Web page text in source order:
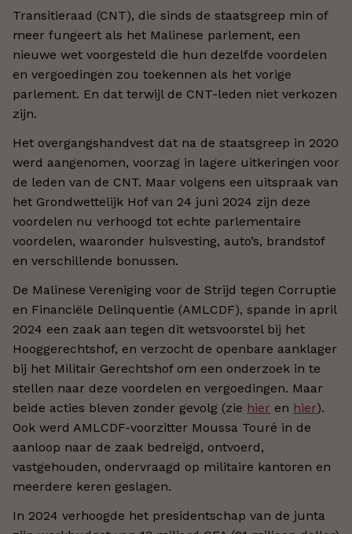
Transitieraad (CNT), die sinds de staatsgreep min of
meer fungeert als het Malinese parlement, een
nieuwe wet voorgesteld die hun dezelfde voordelen
en vergoedingen zou toekennen als het vorige
parlement. En dat terwijl de CNT-leden niet verkozen
zijn.
Het overgangshandvest dat na de staatsgreep in 2020
werd aangenomen, voorzag in lagere uitkeringen voor
de leden van de CNT. Maar volgens een uitspraak van
het Grondwettelijk Hof van 24 juni 2024 zijn deze
voordelen nu verhoogd tot echte parlementaire
voordelen, waaronder huisvesting, auto’s, brandstof
en verschillende bonussen.
De Malinese Vereniging voor de Strijd tegen Corruptie
en Financiële Delinquentie (AMLCDF), spande in april
2024 een zaak aan tegen dit wetsvoorstel bij het
Hooggerechtshof, en verzocht de open­ba­re aan­kla­ger
bij het Mi­li­tair Ge­rechts­hof om een onderzoek in te
stellen naar deze voordelen en vergoedingen. Maar
beide acties bleven zonder gevolg (zie hier en hier).
Ook werd AMLCDF-voorzitter Moussa Touré in de
aanloop naar de zaak bedreigd, ontvoerd,
vastgehouden, ondervraagd op militaire kantoren en
meerdere keren geslagen.
In 2024 verhoogde het presidentschap van de junta